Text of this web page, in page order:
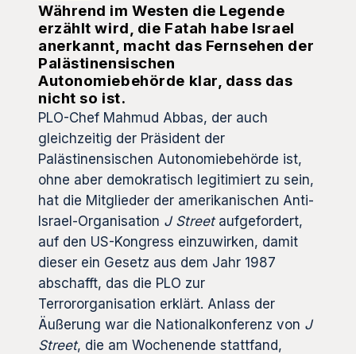
Während im Westen die Legende
erzählt wird, die Fatah habe Israel
anerkannt, macht das Fernsehen der
Palästinensischen
Autonomiebehörde klar, dass das
nicht so ist.
PLO-Chef Mahmud Abbas, der auch
gleichzeitig der Präsident der
Palästinensischen Autonomiebehörde ist,
ohne aber demokratisch legitimiert zu sein,
hat die Mitglieder der amerikanischen Anti-
Israel-Organisation J Streetaufgefordert,
auf den US-Kongress einzuwirken, damit
dieser ein Gesetz aus dem Jahr 1987
abschafft, das die PLO zur
Terrororganisation erklärt. Anlass der
Äußerung war die Nationalkonferenz von J
Street, die am Wochenende stattfand,